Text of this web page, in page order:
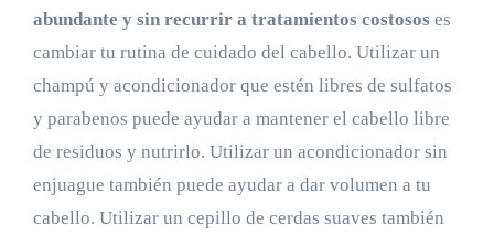
abundante y sin recurrir a tratamientos costosos es
cambiar tu rutina de cuidado del cabello. Utilizar un
champú y acondicionador que estén libres de sulfatos
y parabenos puede ayudar a mantener el cabello libre
de residuos y nutrirlo. Utilizar un acondicionador sin
enjuague también puede ayudar a dar volumen a tu
cabello. Utilizar un cepillo de cerdas suaves también